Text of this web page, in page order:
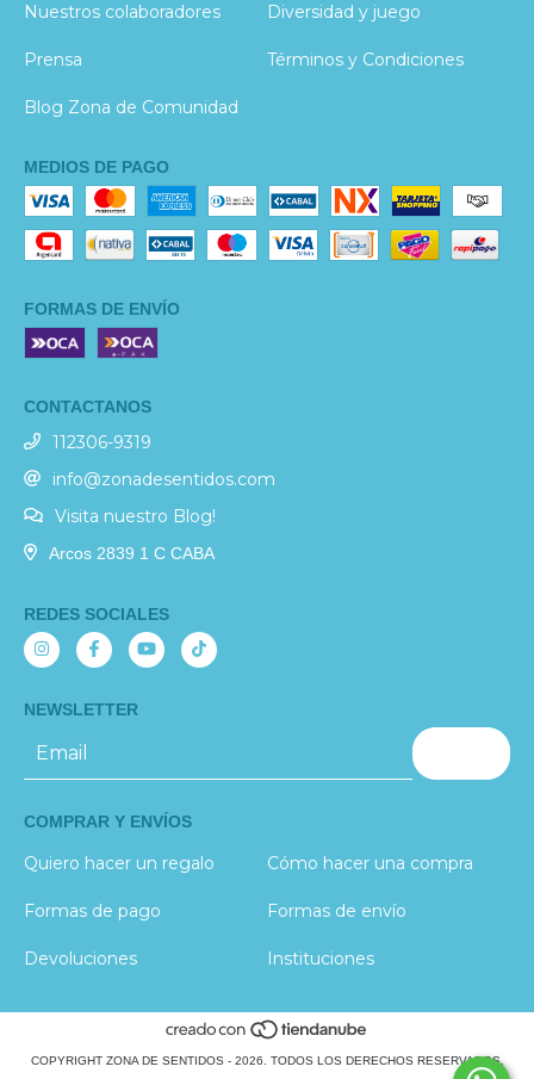
Nuestros colaboradores Diversidad y juego
Prensa Términos y Condiciones
Blog Zona de Comunidad
MEDIOS DE PAGO
FORMAS DE ENVÍO
CONTACTANOS
112306-9319
info@zonadesentidos.com
Visita nuestro Blog!
Arcos 2839 1 C CABA
REDES SOCIALES
NEWSLETTER
COMPRAR Y ENVÍOS
Quiero hacer un regalo Cómo hacer una compra
Formas de pago Formas de envío
Devoluciones Instituciones
COPYRIGHT ZONA DE SENTIDOS - 2026. TODOS LOS DERECHOS RESERVADOS.